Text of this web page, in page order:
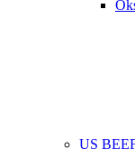
US